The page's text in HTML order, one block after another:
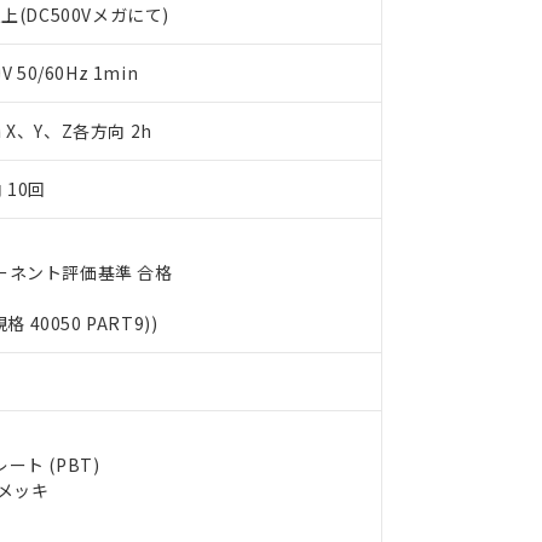
(DC500Vメガにて)
50/60Hz 1min
、Y、Z各方向 2h
10回
ネント評価基準 合格
格 40050 PART9))
ート (PBT)
ッキ
ます。
質）の非含有証明書
書（当社基準）
点で非含有を証明するもので、過去に遡って非含有を証明するも
欄に対応日を記載しておりました。
への在庫切替を完了していることから、特段のことがない限り、